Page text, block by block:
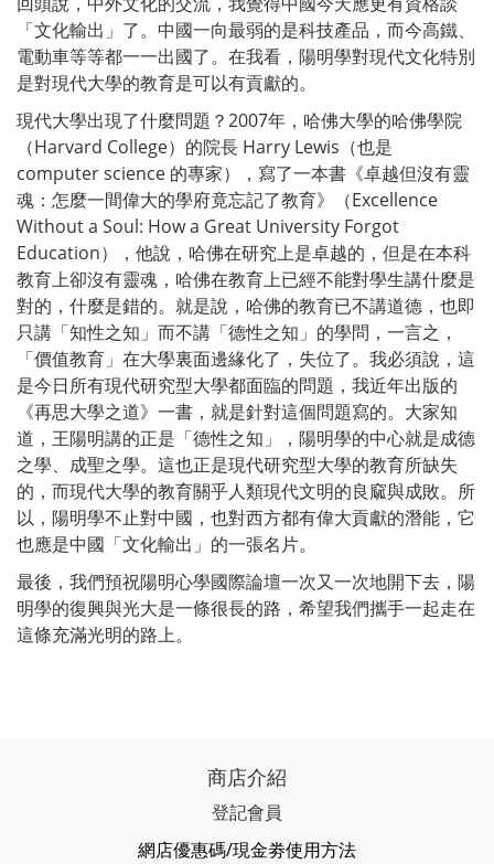
「文化輸出」了。中國一向最弱的是科技產品，而今高鐵、
電動車等等都一一出國了。在我看，陽明學對現代文化特別
是對現代大學的教育是可以有貢獻的。
現代大學出現了什麼問題？2007年，哈佛大學的哈佛學院
（Harvard College）的院長 Harry Lewis（也是
computer science 的專家），寫了一本書《卓越但沒有靈
魂：怎麼一間偉大的學府竟忘記了教育》（Excellence
Without a Soul: How a Great University Forgot
Education），他說，哈佛在研究上是卓越的，但是在本科
教育上卻沒有靈魂，哈佛在教育上已經不能對學生講什麼是
對的，什麼是錯的。就是說，哈佛的教育已不講道德，也即
只講「知性之知」而不講「德性之知」的學問，一言之，
「價值教育」在大學裏面邊緣化了，失位了。我必須說，這
是今日所有現代研究型大學都面臨的問題，我近年出版的
《再思大學之道》一書，就是針對這個問題寫的。大家知
道，王陽明講的正是「德性之知」，陽明學的中心就是成德
之學、成聖之學。這也正是現代研究型大學的教育所缺失
的，而現代大學的教育關乎人類現代文明的良窳與成敗。所
以，陽明學不止對中國，也對西方都有偉大貢獻的潛能，它
也應是中國「文化輸出」的一張名片。
最後，我們預祝陽明心學國際論壇一次又一次地開下去，陽
明學的復興與光大是一條很長的路，希望我們攜手一起走在
這條充滿光明的路上。
商店介紹
登記會員
網店優惠碼/現金劵使用方法